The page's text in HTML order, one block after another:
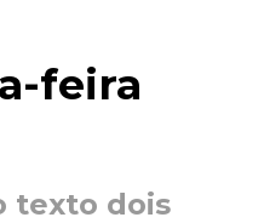
feira
texto dois